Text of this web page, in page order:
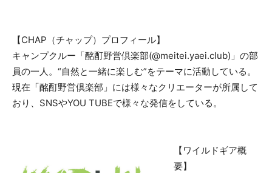
【CHAP（チャップ）プロフィール】
キャンプクルー「酩酊野営倶楽部(@meitei.yaei.club)」の部
員の一人。“自然と一緒に楽しむ”をテーマに活動している。
現在「酩酊野営倶楽部」には様々なクリエーターが所属して
おり、SNSやYOU TUBEで様々な発信をしている。
【ワイルドギア概
要】